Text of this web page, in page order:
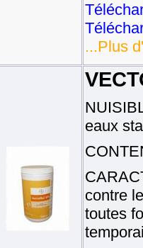
...Plus
eaux
contre
toutes